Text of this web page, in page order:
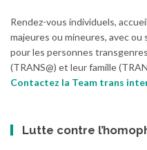
Rendez-vous individuels,
majeures ou mineures, avec
pour les personnes
(TRANS@) et leur famille
Contactez la Team trans
Lutte contre